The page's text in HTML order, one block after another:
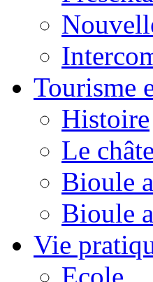
Tourisme
Histoire
Le
Bioule
Bioule
Vie